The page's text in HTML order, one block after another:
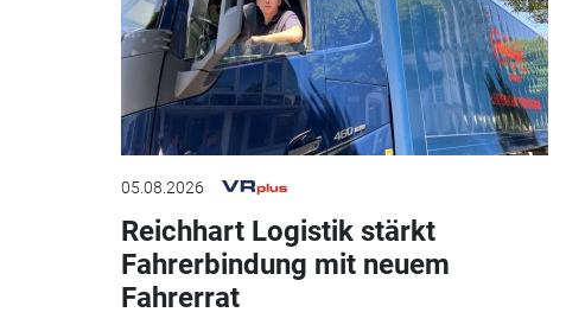
05.08.2026
Reichhart Logistik stärkt
Fahrerbindung mit neuem
Fahrerrat